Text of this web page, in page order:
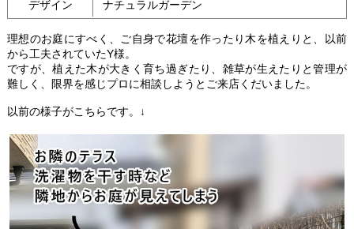
デザイン ナチュラルガーデン
理想のお庭にすべく、ご自身で花壇を作ったり木を植えりと、以前
から工夫されていたY様。
ですが、植えた木が大きく育ち過ぎたり、雑草が生えたりと管理が
難しく、限界を感じプロに相談しようとご来店くだいました。
以前の様子がこちらです。↓